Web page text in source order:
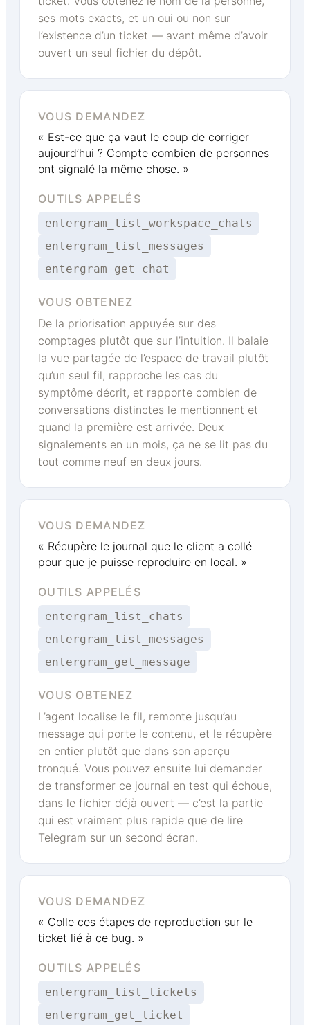
ses mots exacts, et un oui ou non sur
l’existence d’un ticket — avant même d’avoir
ouvert un seul fichier du dépôt.
VOUS DEMANDEZ
« Est-ce que ça vaut le coup de corriger
aujourd’hui ? Compte combien de personnes
ont signalé la même chose. »
OUTILS APPELÉS
entergram_list_workspace_chats
entergram_list_messages
entergram_get_chat
VOUS OBTENEZ
De la priorisation appuyée sur des
comptages plutôt que sur l’intuition. Il balaie
la vue partagée de l’espace de travail plutôt
qu’un seul fil, rapproche les cas du
symptôme décrit, et rapporte combien de
conversations distinctes le mentionnent et
quand la première est arrivée. Deux
signalements en un mois, ça ne se lit pas du
tout comme neuf en deux jours.
VOUS DEMANDEZ
« Récupère le journal que le client a collé
pour que je puisse reproduire en local. »
OUTILS APPELÉS
entergram_list_chats
entergram_list_messages
entergram_get_message
VOUS OBTENEZ
L’agent localise le fil, remonte jusqu’au
message qui porte le contenu, et le récupère
en entier plutôt que dans son aperçu
tronqué. Vous pouvez ensuite lui demander
de transformer ce journal en test qui échoue,
dans le fichier déjà ouvert — c’est la partie
qui est vraiment plus rapide que de lire
Telegram sur un second écran.
VOUS DEMANDEZ
« Colle ces étapes de reproduction sur le
ticket lié à ce bug. »
OUTILS APPELÉS
entergram_list_tickets
entergram_get_ticket